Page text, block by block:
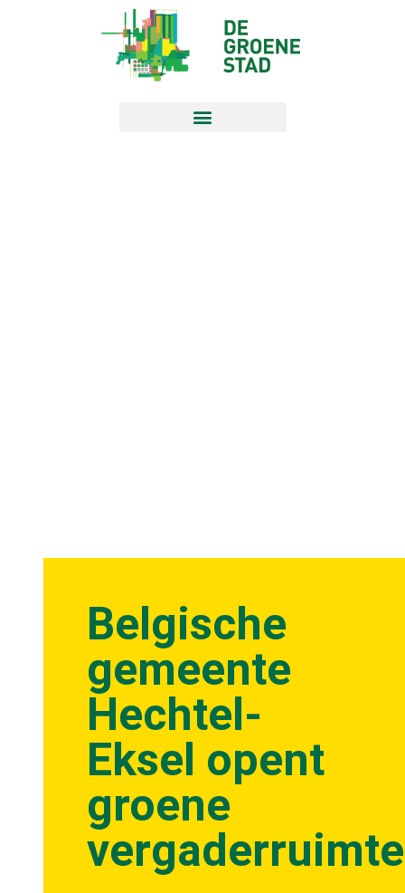
Belgische
gemeente
Hechtel-
Eksel opent
groene
vergaderruimte